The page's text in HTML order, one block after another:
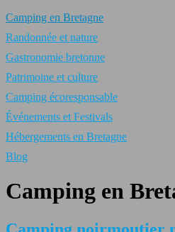
Camping en Bretagne
Randonnée et nature
Gastronomie bretonne
Patrimoine et culture
Camping écoresponsable
Événements et Festivals
Hébergements en Bretagne
Blog
Camping en